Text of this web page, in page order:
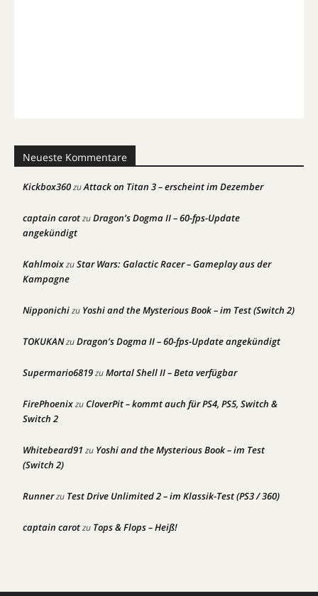
Neueste Kommentare
Kickbox360zuAttack on Titan 3 – erscheint im Dezember
captain carotzuDragon’s Dogma II – 60-fps-Update
angekündigt
KahlmoixzuStar Wars: Galactic Racer – Gameplay aus der
Kampagne
Nipponichizu Yoshi and the Mysterious Book – im Test (Switch 2)
TOKUKANzuDragon’s Dogma II – 60-fps-Update angekündigt
Supermario6819zuMortal Shell II – Beta verfügbar
FirePhoenixzuCloverPit – kommt auch für PS4, PS5, Switch &
Switch 2
Whitebeard91 zu Yoshi and the Mysterious Book – im Test
(Switch 2)
Runnerzu Test Drive Unlimited 2 – im Klassik-Test (PS3 / 360)
captain carotzu Tops & Flops – Heiß!